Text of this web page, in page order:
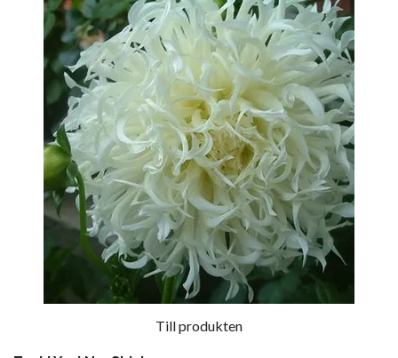
Till produkten